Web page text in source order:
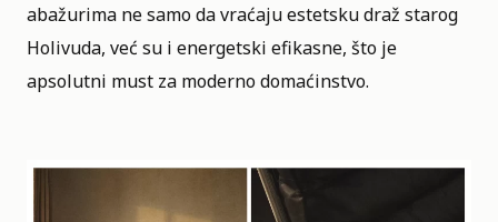
abažurima ne samo da vraćaju estetsku draž starog
Holivuda, već su i energetski efikasne, što je
apsolutni must za moderno domaćinstvo.